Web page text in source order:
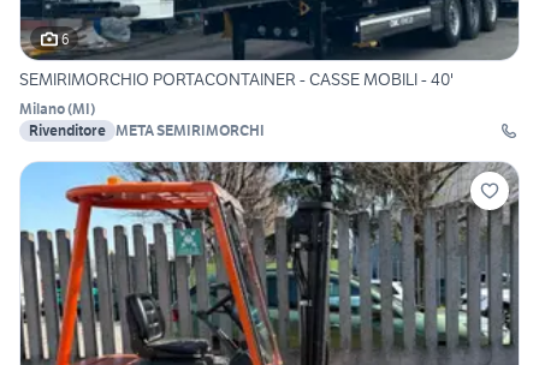
6
SEMIRIMORCHIO PORTACONTAINER - CASSE MOBILI - 40'
Milano(MI)
Rivenditore META SEMIRIMORCHI